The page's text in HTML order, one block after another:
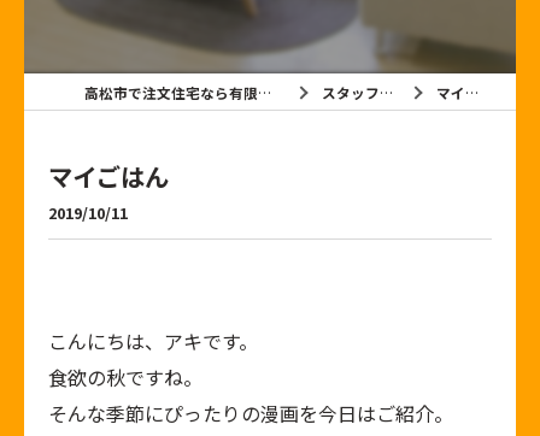
高松市で注文住宅なら有限会社黒石建設 スタッフブログ マイごはん
マイごはん
2019/10/11
こんにちは、アキです。
食欲の秋ですね。
そんな季節にぴったりの漫画を今日はご紹介。